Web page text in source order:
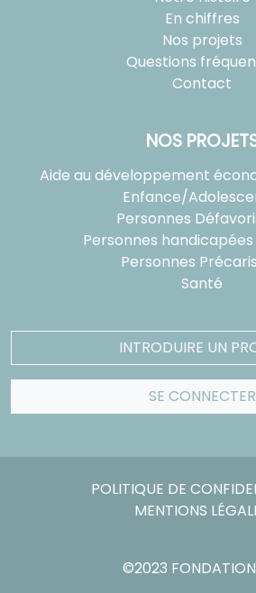
En chiffres
Nos projets
Questions
Contact
NOS
Aide au développement
Enfance/
Personnes
Personnes
Personnes
Santé
INTRODUIRE UN
SE CONNECTER
©2023
POLITIQUE DE
MENTIONS